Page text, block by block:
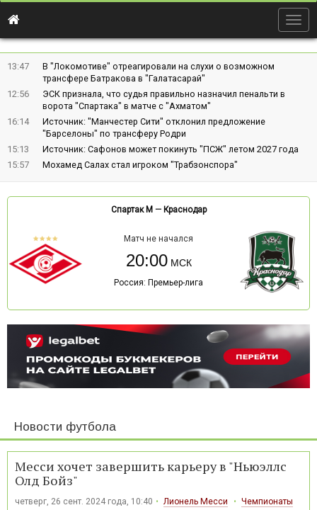
13:47
В "Локомотиве" отреагировали на слухи о возможном
трансфере Батракова в "Галатасарай"
12:56
ЭСК признала, что судья правильно назначил пенальти в
ворота "Спартака" в матче с "Ахматом"
16:14
Источник: "Манчестер Сити" отклонил предложение
"Барселоны" по трансферу Родри
15:13
Источник: Сафонов может покинуть "ПСЖ" летом 2027 года
15:57
Мохамед Салах стал игроком "Трабзонспора"
Спартак М — Краснодар
Матч не начался
20:00
Россия: Премьер-лига
Новости футбола
Месси хочет завершить карьеру в "Ньюэллс
Олд Бойз"
четверг, 26 сент. 2024 года, 10:40 Лионель Месси Чемпионаты